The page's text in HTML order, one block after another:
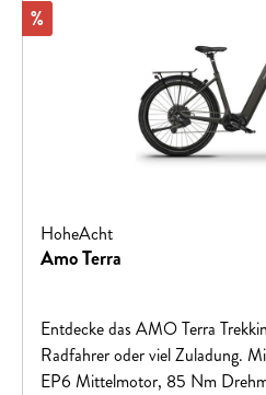
Rabatt
%
HoheAcht
Amo Terra
Entdecke das AMO Terra
Radfahrer oder viel Zuladung.
EP6 Mittelmotor, 85 Nm